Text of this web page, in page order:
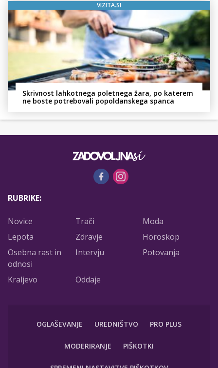
VIZITA.SI
Skrivnost lahkotnega poletnega žara, po katerem
ne boste potrebovali popoldanskega spanca
RUBRIKE:
Novice Trači
Moda
Lepota
Zdravje
Horoskop
Osebna rast in
odnosi
Intervju Potovanja
Kraljevo Oddaje
OGLAŠEVANJE UREDNIŠTVO PRO PLUS
MODERIRANJE PIŠKOTKI